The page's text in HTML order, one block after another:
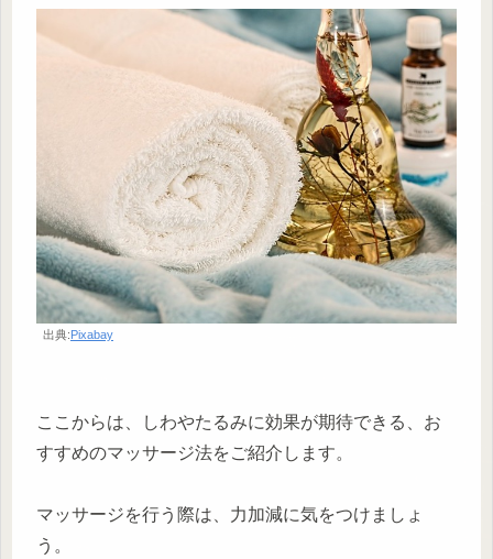
出典:Pixabay
ここからは、しわやたるみに効果が期待できる、お
すすめのマッサージ法をご紹介します。
マッサージを行う際は、力加減に気をつけましょ
う。